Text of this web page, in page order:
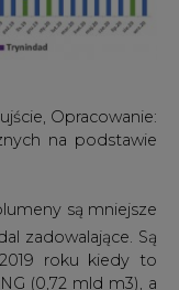
do Cheniere
terminal w USA,